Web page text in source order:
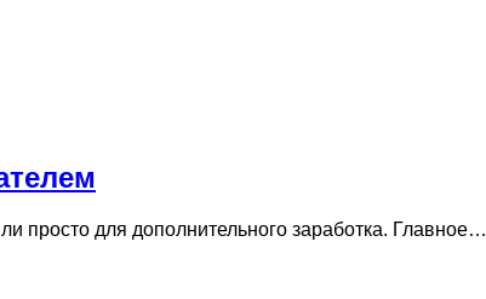
просто для дополнительного заработка. Главное…